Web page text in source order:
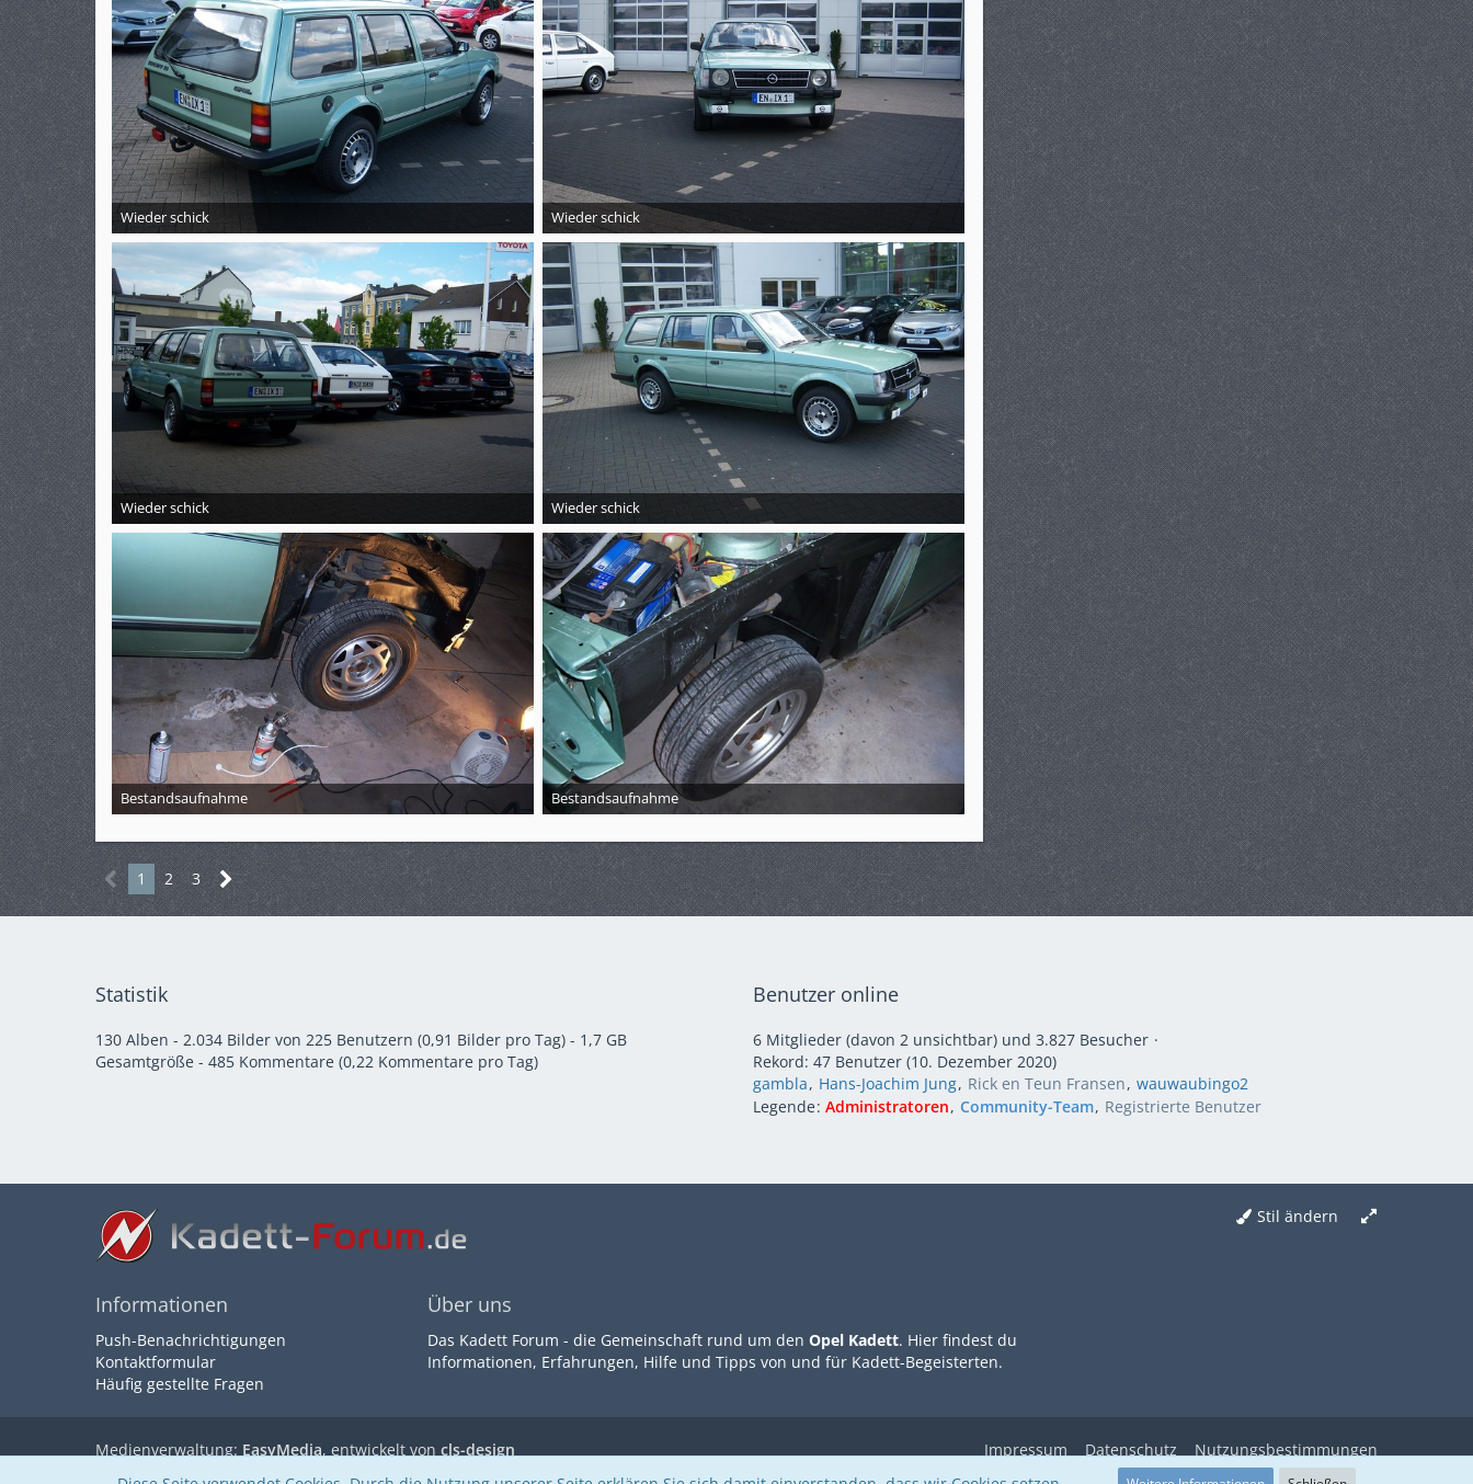
Wieder schick Wieder schick
Wieder schick Wieder schick
Bestandsaufnahme Bestandsaufnahme
1 2 3
Statistik
130 Alben - 2.034 Bilder von 225 Benutzern (0,91 Bilder pro Tag) - 1,7 GB
Gesamtgröße - 485 Kommentare (0,22 Kommentare pro Tag)
Benutzer online
6 Mitglieder (davon 2 unsichtbar) und 3.827 Besucher
Rekord: 47 Benutzer (10. Dezember 2020)
gambla
Hans-Joachim Jung Rick en Teun Fransen wauwaubingo2
Legende Administratoren Community-Team Registrierte Benutzer
Stil ändern
Informationen
Push-Benachrichtigungen
Kontaktformular
Häufig gestellte Fragen
Über uns
Das Kadett Forum - die Gemeinschaft rund um den Opel Kadett. Hier findest du
Informationen, Erfahrungen, Hilfe und Tipps von und für Kadett-Begeisterten.
Medienverwaltung: EasyMedia, entwickelt von cls-design
Community-Software:WoltLab Suite™
Impressum Datenschutz
Nutzungsbestimmungen